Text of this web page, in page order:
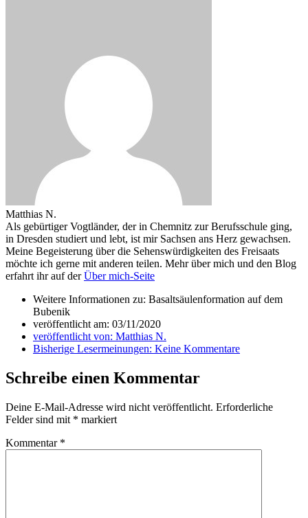
Matthias N.
Als gebürtiger Vogtländer, der in Chemnitz zur Berufsschule ging,
in Dresden studiert und lebt, ist mir Sachsen ans Herz gewachsen.
Meine Begeisterung über die Sehenswürdigkeiten des Freisaats
möchte ich gerne mit anderen teilen. Mehr über mich und den Blog
erfahrt ihr auf derÜber mich-Seite
Weitere Informationen zu: Basaltsäulenformation auf dem
Bubenik
veröffentlicht am: 03/11/2020
veröffentlicht von: Matthias N.
Bisherige Lesermeinungen: Keine Kommentare
Schreibe einen Kommentar
Deine E-Mail-Adresse wird nicht veröffentlicht. Erforderliche
Felder sind mit * markiert
Kommentar *